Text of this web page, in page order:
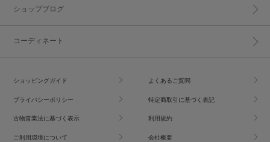
ショップブログ
コーディネート
ショッピングガイド よくあるご質問
プライバシーポリシー 特定商取引に基づく表記
古物営業法に基づく表示 利用規約
ご利用環境について 会社概要